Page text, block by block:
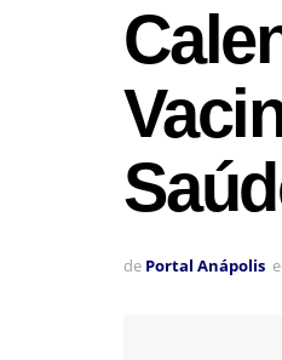
de Portal Anápolis